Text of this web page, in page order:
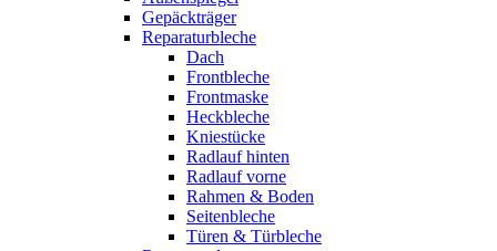
Gepäckträger
Reparaturbleche
Dach
Frontbleche
Frontmaske
Heckbleche
Kniestücke
Radlauf hinten
Radlauf vorne
Rahmen & Boden
Seitenbleche
Türen & Türbleche